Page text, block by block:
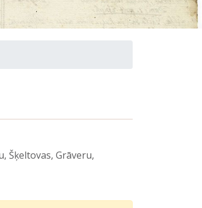
Šķeltovas, Grāveru,